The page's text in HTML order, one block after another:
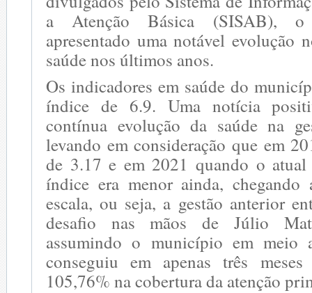
a Atenção Básica (SISAB),
apresentado uma notável evolução
saúde nos últimos anos.
Os indicadores em saúde do
índice de 6.9. Uma notícia
contínua evolução da saúde na
levando em consideração que em
de 3.17 e em 2021 quando o atual
índice era menor ainda,
escala, ou seja, a gestão anterior
desafio nas mãos de Júlio
assumindo o município em meio
conseguiu em apenas três
105,76% na cobertura da atenção